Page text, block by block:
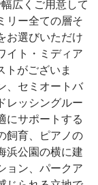
広くご用意して
リー全ての層そ
お選びいただけ
イト・ミディア
トがございま
、セミオートバ
レッシングルー
にサポートする
飼育、ピアノの
浜公園の横に建
ョン、パークア